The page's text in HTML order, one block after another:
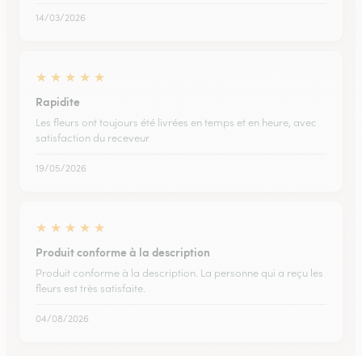
14/03/2026
★ ★ ★ ★ ★
Rapidite
Les fleurs ont toujours été livrées en temps et en heure, avec
satisfaction du receveur
19/05/2026
★ ★ ★ ★ ★
Produit conforme à la description
Produit conforme à la description. La personne qui a reçu les
fleurs est très satisfaite.
04/08/2026